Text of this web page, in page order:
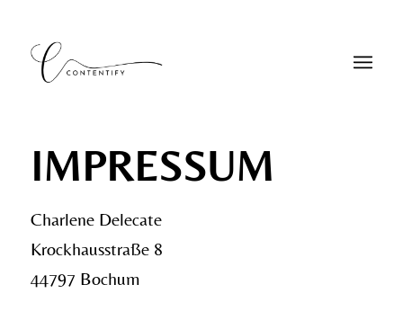
IMPRESSUM
Charlene Delecate
Krockhausstraße 8
44797 Bochum